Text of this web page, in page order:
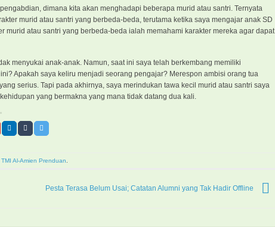
dimana kita akan menghadapi beberapa murid atau santri. Ternyata
murid atau santri yang berbeda-beda, terutama ketika saya mengajar anak SD
atau santri yang berbeda-beda ialah memahami karakter mereka agar dapat
menyukai anak-anak. Namun, saat ini saya telah berkembang memiliki
Apakah saya keliru menjadi seorang pengajar? Merespon ambisi orang tua
serius. Tapi pada akhirnya, saya merindukan tawa kecil murid atau santri saya
yang bermakna yang mana tidak datang dua kali.
TMI Al-Amien Prenduan
Pesta Terasa Belum Usai; Catatan Alumni yang Tak Hadir Offline